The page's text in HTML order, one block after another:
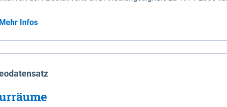
(Jun. - Aug.) - au: Herbst (Sep. - Nov.) - wi: Winter (Dez. - Feb.) - hyr:
Jahr (Nov. - Okt.) - hsu: Hydrologisches
- vd: Vegetationsruhe (Okt. - Mär.) Neben den Rasterdaten ist eine
zu den Dateinamen und für eine Darstellung im GIS eine
code gegeben.
Mehr Infos